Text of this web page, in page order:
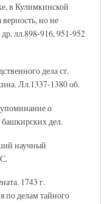
в Кулимкинской
но не
лл.898-916, 951-952
дела ст.
Лл.1337-1380 об.
о
дел.
научный
1743 г.
по делам тайного